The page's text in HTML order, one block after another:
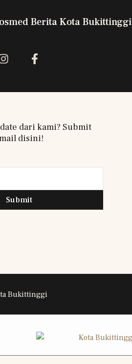
Berita Kota Bukittinggi
dari kami? Submit
disini!
Submit
Bukittinggi